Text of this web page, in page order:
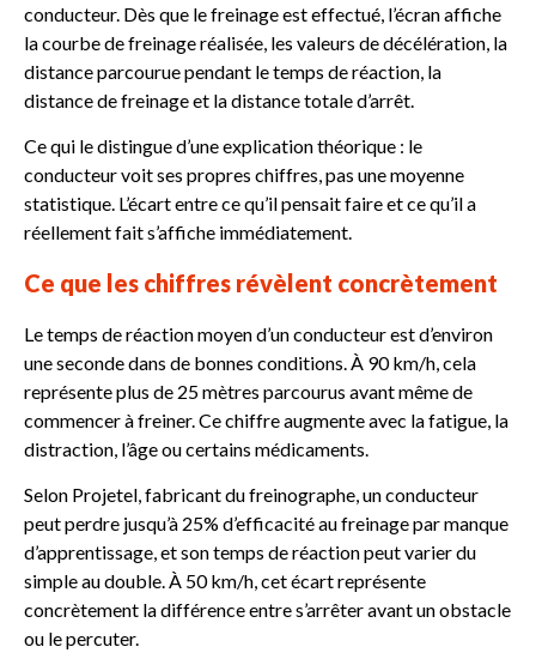
conducteur. Dès que le freinage est effectué, l’écran affiche
la courbe de freinage réalisée, les valeurs de décélération, la
distance parcourue pendant le temps de réaction, la
distance de freinage et la distance totale d’arrêt.
Ce qui le distingue d’une explication théorique : le
conducteur voit ses propres chiffres, pas une moyenne
statistique. L’écart entre ce qu’il pensait faire et ce qu’il a
réellement fait s’affiche immédiatement.
Ce que les chiffres révèlent concrètement
Le temps de réaction moyen d’un conducteur est d’environ
une seconde dans de bonnes conditions. À 90 km/h, cela
représente plus de 25 mètres parcourus avant même de
commencer à freiner. Ce chiffre augmente avec la fatigue, la
distraction, l’âge ou certains médicaments.
Selon Projetel, fabricant du freinographe, un conducteur
peut perdre jusqu’à 25% d’efficacité au freinage par manque
d’apprentissage, et son temps de réaction peut varier du
simple au double.À 50 km/h, cet écart représente
concrètement la différence entre s’arrêter avant un obstacle
ou le percuter.